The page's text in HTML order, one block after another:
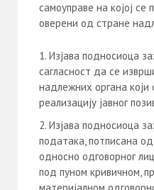
самоуправе на којој се
оверени од стране
Изјава подносиоца
сагласност да се
надлежних органа који
реализацију јавног
Изјава подносиоца
података, потписанa
односно одговорног
под пуном кривичном,